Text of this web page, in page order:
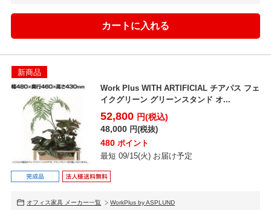
新商品
Work Plus WITH ARTIFICIAL チアパス フェ
イクグリーン グリーンスタンド オ...
52,800 円(税込)
48,000 円(税抜)
480 ポイント
最短 09/15(火) お届け予定
オフィス家具 メーカー一覧 WorkPlus by ASPLUND